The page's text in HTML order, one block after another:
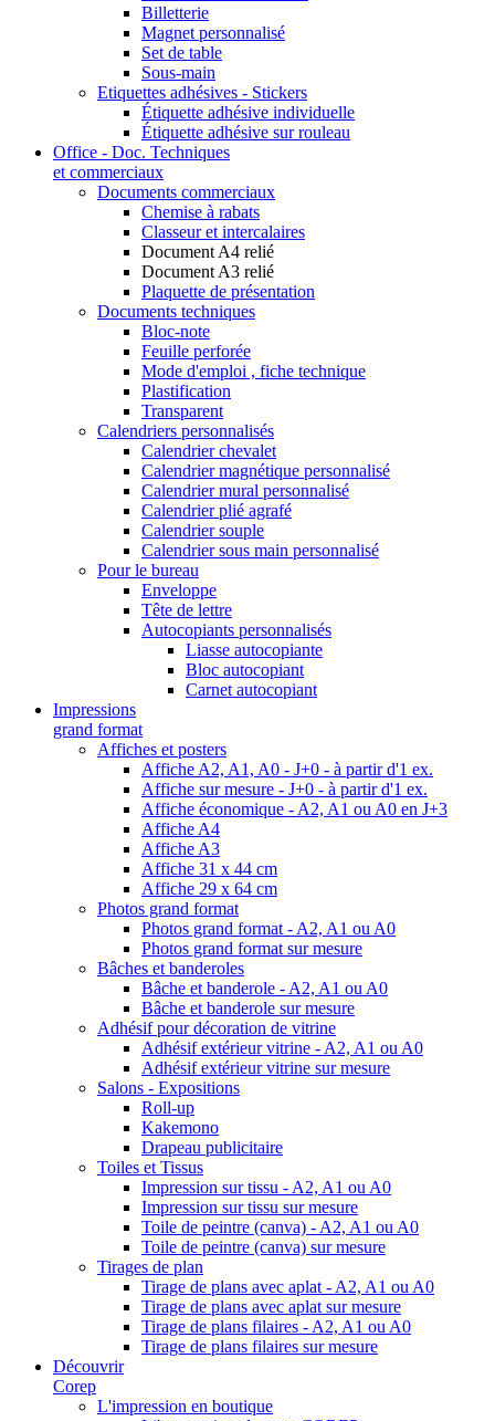
Billetterie
Magnet personnalisé
Set de table
Sous-main
Etiquettes adhésives - Stickers
Étiquette adhésive individuelle
Étiquette adhésive sur rouleau
Office - Doc. Techniques
et commerciaux
Documents commerciaux
Chemise à rabats
Classeur et intercalaires
Document A4 relié
Document A3 relié
Plaquette de présentation
Documents techniques
Bloc-note
Feuille perforée
Mode d'emploi , fiche technique
Plastification
Transparent
Calendriers personnalisés
Calendrier chevalet
Calendrier magnétique personnalisé
Calendrier mural personnalisé
Calendrier plié agrafé
Calendrier souple
Calendrier sous main personnalisé
Pour le bureau
Enveloppe
Tête de lettre
Autocopiants personnalisés
Liasse autocopiante
Bloc autocopiant
Carnet autocopiant
Impressions
grand format
Affiches et posters
Affiche A2, A1, A0 - J+0 - à partir d'1 ex.
Affiche sur mesure - J+0 - à partir d'1 ex.
Affiche économique - A2, A1 ou A0 en J+3
Affiche A4
Affiche A3
Affiche 31 x 44 cm
Affiche 29 x 64 cm
Photos grand format
Photos grand format - A2, A1 ou A0
Photos grand format sur mesure
Bâches et banderoles
Bâche et banderole - A2, A1 ou A0
Bâche et banderole sur mesure
Adhésif pour décoration de vitrine
Adhésif extérieur vitrine - A2, A1 ou A0
Adhésif extérieur vitrine sur mesure
Salons - Expositions
Roll-up
Kakemono
Drapeau publicitaire
Toiles et Tissus
Impression sur tissu - A2, A1 ou A0
Impression sur tissu sur mesure
Toile de peintre (canva) - A2, A1 ou A0
Toile de peintre (canva) sur mesure
Tirages de plan
Tirage de plans avec aplat - A2, A1 ou A0
Tirage de plans avec aplat sur mesure
Tirage de plans filaires - A2, A1 ou A0
Tirage de plans filaires sur mesure
Découvrir
Corep
L'impression en boutique